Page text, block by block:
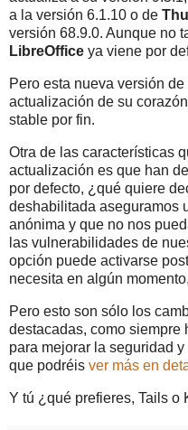
a la versión 6.1.10 o de
versión 68.9.0. Aunque no
LibreOffice ya viene por
Pero esta nueva versión
actualización de su
stable por fin.
Otra de las características
actualización es que han
por defecto, ¿qué quiere
deshabilitada aseguramos
anónima y que no nos
las vulnerabilidades de
opción puede activarse
necesita en algún
Pero esto son sólo los
destacadas, como siempre
para mejorar la seguridad
que podréis ver más en
Y tú ¿qué prefieres, Tails o